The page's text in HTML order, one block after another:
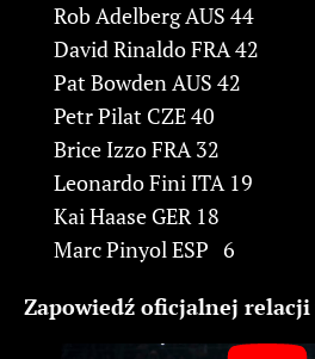
Rob Adelberg AUS 44
David Rinaldo FRA 42
Pat Bowden AUS 42
Petr Pilat CZE 40
Brice Izzo FRA 32
Leonardo Fini ITA 19
Kai Haase GER 18
Marc Pinyol ESP 6
Zapowiedź oficjalnej